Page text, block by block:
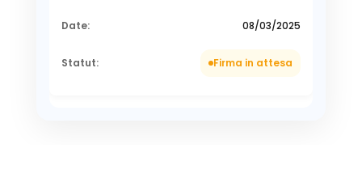
08/03/2025
Firma in attesa